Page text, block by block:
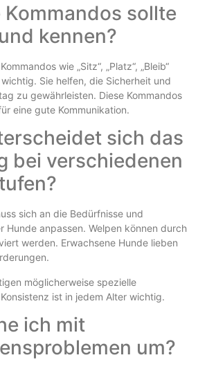
Kommandos sollte
kennen?
wie „Sitz“, „Platz“, „Bleib“
wichtig. Sie helfen, die Sicherheit und
zu gewährleisten. Diese Kommandos
eine gute Kommunikation.
sich das
bei verschiedenen
sich an die Bedürfnisse und
Hunde anpassen. Welpen können durch
werden. Erwachsene Hunde lieben
möglicherweise spezielle
ist in jedem Alter wichtig.
ich mit
um?